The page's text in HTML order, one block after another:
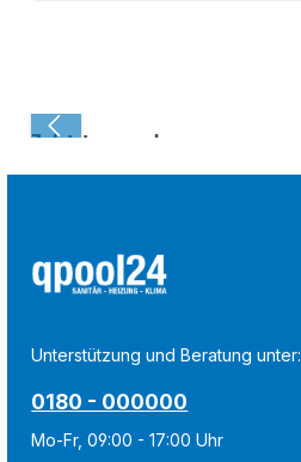
Zuletzt angesehen:
Unterstützung und Beratung unter:
0180 - 000000
Mo-Fr, 09:00 - 17:00 Uhr